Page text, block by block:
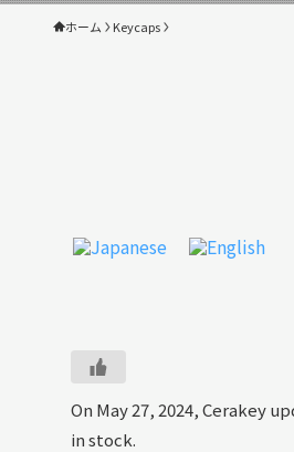
ホーム Keycaps
On May 27, 2024, Cerakey
in stock.